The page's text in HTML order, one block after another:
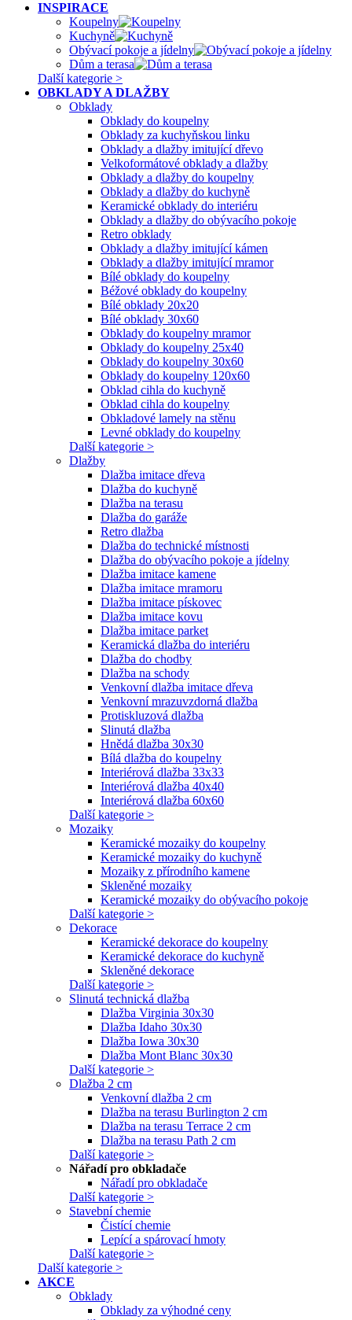
INSPIRACE
Koupelny
Kuchyně
Obývací pokoje a jídelny
Dům a terasa
Další kategorie >
OBKLADY A DLAŽBY
Obklady
Obklady do koupelny
Obklady za kuchyňskou linku
Obklady a dlažby imitující dřevo
Velkoformátové obklady a dlažby
Obklady a dlažby do koupelny
Obklady a dlažby do kuchyně
Keramické obklady do interiéru
Obklady a dlažby do obývacího pokoje
Retro obklady
Obklady a dlažby imitující kámen
Obklady a dlažby imitující mramor
Bílé obklady do koupelny
Béžové obklady do koupelny
Bílé obklady 20x20
Bílé obklady 30x60
Obklady do koupelny mramor
Obklady do koupelny 25x40
Obklady do koupelny 30x60
Obklady do koupelny 120x60
Obklad cihla do kuchyně
Obklad cihla do koupelny
Obkladové lamely na stěnu
Levné obklady do koupelny
Další kategorie >
Dlažby
Dlažba imitace dřeva
Dlažba do kuchyně
Dlažba na terasu
Dlažba do garáže
Retro dlažba
Dlažba do technické místnosti
Dlažba do obývacího pokoje a jídelny
Dlažba imitace kamene
Dlažba imitace mramoru
Dlažba imitace pískovec
Dlažba imitace kovu
Dlažba imitace parket
Keramická dlažba do interiéru
Dlažba do chodby
Dlažba na schody
Venkovní dlažba imitace dřeva
Venkovní mrazuvzdorná dlažba
Protiskluzová dlažba
Slinutá dlažba
Hnědá dlažba 30x30
Bílá dlažba do koupelny
Interiérová dlažba 33x33
Interiérová dlažba 40x40
Interiérová dlažba 60x60
Další kategorie >
Mozaiky
Keramické mozaiky do koupelny
Keramické mozaiky do kuchyně
Mozaiky z přírodního kamene
Skleněné mozaiky
Keramické mozaiky do obývacího pokoje
Další kategorie >
Dekorace
Keramické dekorace do koupelny
Keramické dekorace do kuchyně
Skleněné dekorace
Další kategorie >
Slinutá technická dlažba
Dlažba Virginia 30x30
Dlažba Idaho 30x30
Dlažba Iowa 30x30
Dlažba Mont Blanc 30x30
Další kategorie >
Dlažba 2 cm
Venkovní dlažba 2 cm
Dlažba na terasu Burlington 2 cm
Dlažba na terasu Terrace 2 cm
Dlažba na terasu Path 2 cm
Další kategorie >
Nářadí pro obkladače
Nářadí pro obkladače
Další kategorie >
Stavební chemie
Čistící chemie
Lepící a spárovací hmoty
Další kategorie >
Další kategorie >
AKCE
Obklady
Obklady za výhodné ceny